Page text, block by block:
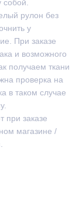
рулон без
у
При заказе
и возможного
получаем ткани
проверка на
в таком случае
при заказе
магазине /